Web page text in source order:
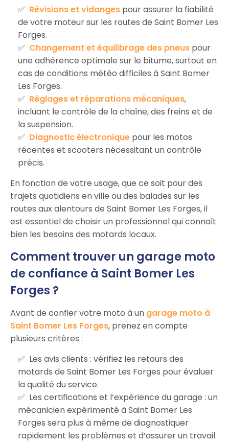
Révisions et vidanges pour assurer la fiabilité
de votre moteur sur les routes de Saint Bomer Les
Forges.
Changement et équilibrage des pneus pour
une adhérence optimale sur le bitume, surtout en
cas de conditions météo difficiles à Saint Bomer
Les Forges.
Réglages et réparations mécaniques,
incluant le contrôle de la chaîne, des freins et de
la suspension.
Diagnostic électronique pour les motos
récentes et scooters nécessitant un contrôle
précis.
En fonction de votre usage, que ce soit pour des
trajets quotidiens en ville ou des balades sur les
routes aux alentours de Saint Bomer Les Forges, il
est essentiel de choisir un professionnel qui connaît
bien les besoins des motards locaux.
Comment trouver un garage moto
de confiance à Saint Bomer Les
Forges ?
Avant de confier votre moto à un garage moto à
Saint Bomer Les Forges, prenez en compte
plusieurs critères :
Les avis clients : vérifiez les retours des
motards de Saint Bomer Les Forges pour évaluer
la qualité du service.
Les certifications et l’expérience du garage : un
mécanicien expérimenté à Saint Bomer Les
Forges sera plus à même de diagnostiquer
rapidement les problèmes et d’assurer un travail